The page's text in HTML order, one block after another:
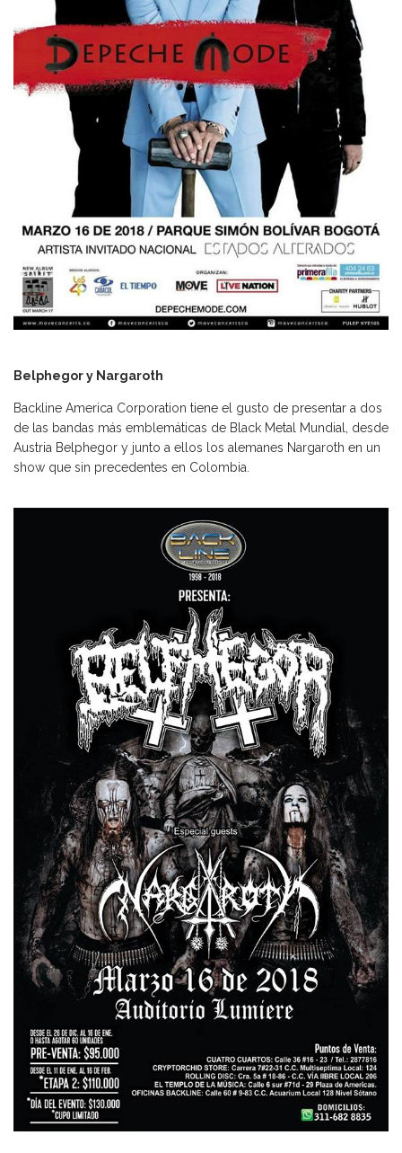
Belphegor y Nargaroth
Backline America Corporation tiene el gusto de presentar a dos
de las bandas más emblemáticas de Black Metal Mundial, desde
Austria Belphegor y junto a ellos los alemanes Nargaroth en un
show que sin precedentes en Colombia.